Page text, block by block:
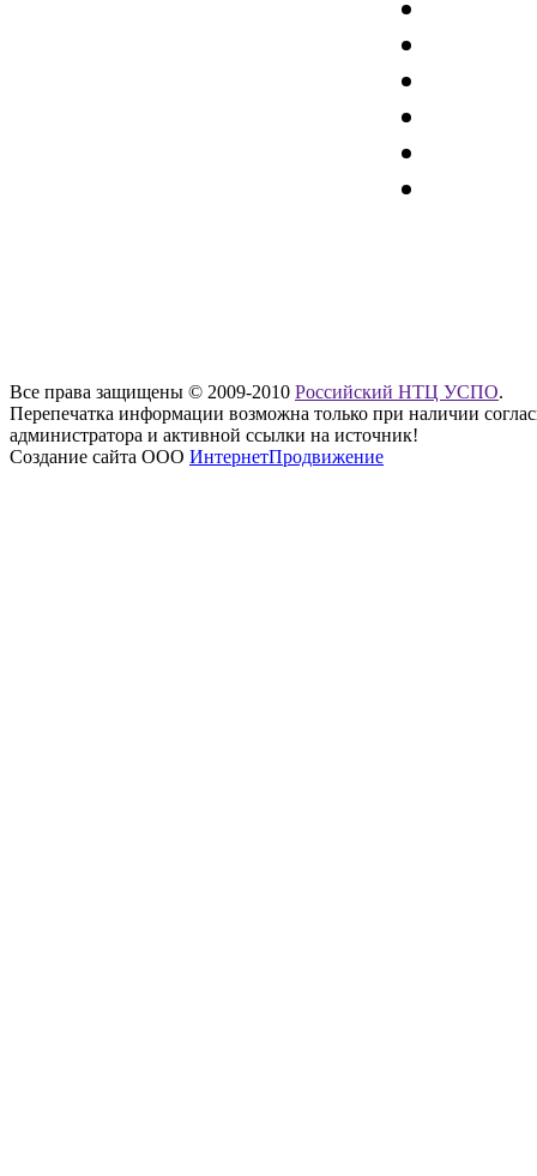
Все права защищены © 2009-2010 Российский НТЦ УСПО.
Перепечатка информации возможна только при наличии
администратора и активной ссылки на источник!
Создание сайта ООО ИнтернетПродвижение